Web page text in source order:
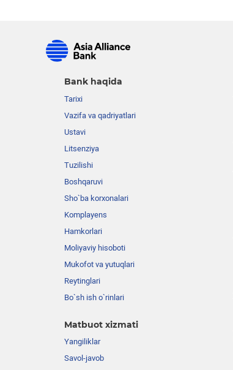
Bank haqida
Tarixi
Vazifa va qadriyatlari
Ustavi
Litsenziya
Tuzilishi
Boshqaruvi
Sho`ba korxonalari
Komplayens
Hamkorlari
Moliyaviy hisoboti
Mukofot va yutuqlari
Reytinglari
Bo`sh ish o`rinlari
Matbuot xizmati
Yangiliklar
Savol-javob